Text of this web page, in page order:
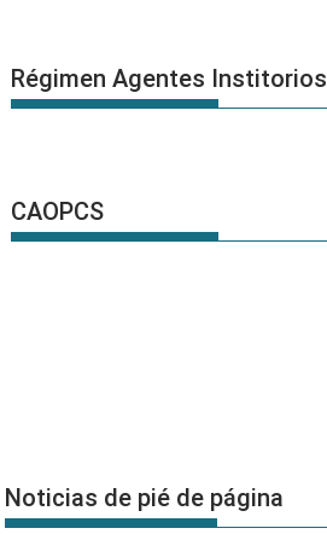
Régimen Agentes Institorios
CAOPCS
Noticias de pié de página